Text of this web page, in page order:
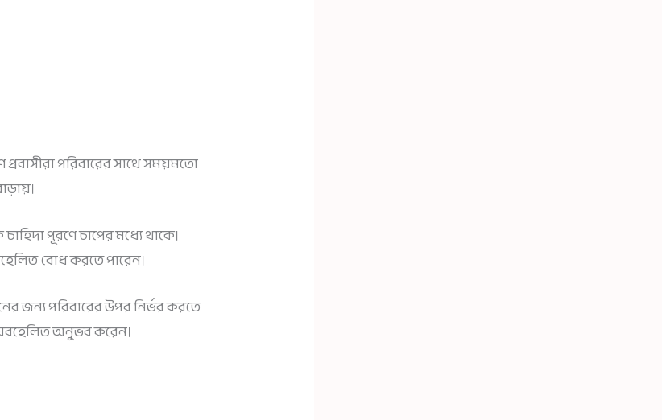
পরিবারের সাথে সময়মতো
পূরণে চাপের মধ্যে থাকে।
বোধ করতে পারেন।
জন্য পরিবারের উপর নির্ভর করতে
অনুভব করেন।